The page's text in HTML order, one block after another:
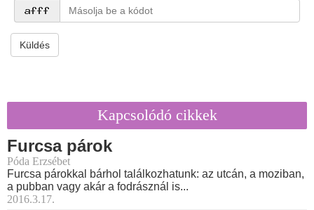
Küldés
Kapcsolódó cikkek
Furcsa párok
Póda Erzsébet
Furcsa párokkal bárhol találkozhatunk: az utcán, a moziban,
a pubban vagy akár a fodrásznál is...
2016.3.17.